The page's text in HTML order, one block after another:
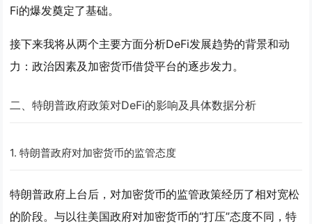
Fi的爆发奠定了基础。
接下来我将从两个主要方面分析DeFi发展趋势的背景和动
力：政治因素及加密货币借贷平台的逐步发力。
二、特朗普政府政策对DeFi的影响及具体数据分析
1.特朗普政府对加密货币的监管态度
特朗普政府上台后，对加密货币的监管政策经历了相对宽松
的阶段。与以往美国政府对加密货币的“打压”态度不同，特